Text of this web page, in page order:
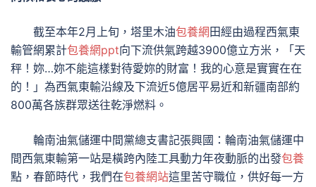
截至本年2月上旬，塔里木油包養網 田經由過程西氣東
輸管網累計包養網ppt向下流供氣跨越3900億立方米，「天
秤！妳…妳不能這樣對待愛妳的財富！我的心意是實實在在
的！」為西氣東輸沿線及下流近5億居平易近和新疆南部約
800萬各族群眾送往乾淨燃料。
輪南油氣儲運中間黨總支書記張興國：輪南油氣儲運中
間西氣東輸第一站是橫跨內陸工具動力年夜動脈的出發包養
點，春節時代，我們在包養網站這里苦守職位，供好每一方